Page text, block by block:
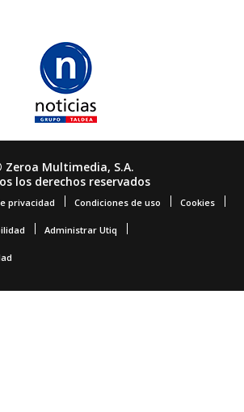
Zeroa Multimedia, S.A.
los derechos reservados
privacidad Condiciones de uso Cookies
Administrar Utiq